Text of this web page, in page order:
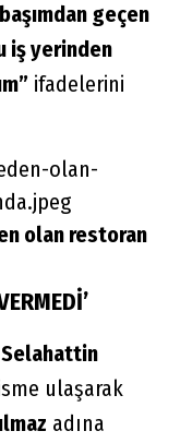
geçen
iş yerinden
ifadelerini
olan restoran
Selahattin
ulaşarak
adına